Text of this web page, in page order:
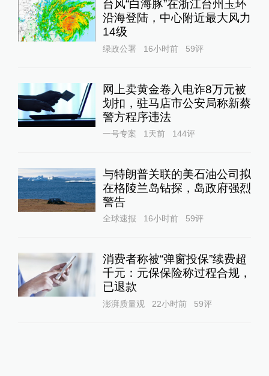
台风“白海豚”在浙江台州玉环
沿海登陆，中心附近最大风力
14级
绿政公署 16小时前 59评
网上卖黄金卷入电诈8万元被
划扣，驻马店市公安局称新蔡
警方程序违法
一号专案 1天前 144评
与特朗普关联的美石油公司拟
在格陵兰岛钻探，岛政府强烈
警告
全球速报 16小时前 59评
消费者称被“弹窗投保”续费超
千元：元保保险称过程合规，
已退款
澎湃质量观 22小时前 59评